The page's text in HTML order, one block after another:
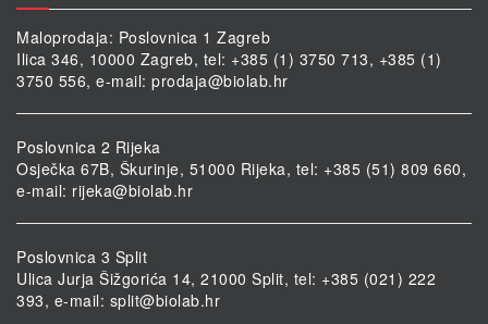
Maloprodaja: Poslovnica 1 Zagreb
Ilica 346, 10000 Zagreb, tel: +385 (1) 3750 713, +385 (1)
3750 556, e-mail: prodaja@biolab.hr
Poslovnica 2 Rijeka
Osječka 67B, Škurinje, 51000 Rijeka, tel: +385 (51) 809 660,
e-mail: rijeka@biolab.hr
Poslovnica 3 Split
Ulica Jurja Šižgorića 14, 21000 Split, tel: +385 (021) 222
393, e-mail: split@biolab.hr